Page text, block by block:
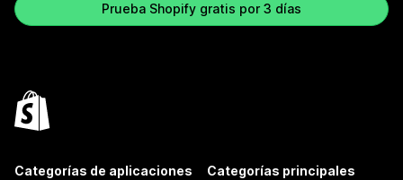
Prueba Shopify gratis por 3 días
Categorías de aplicaciones Categorías principales